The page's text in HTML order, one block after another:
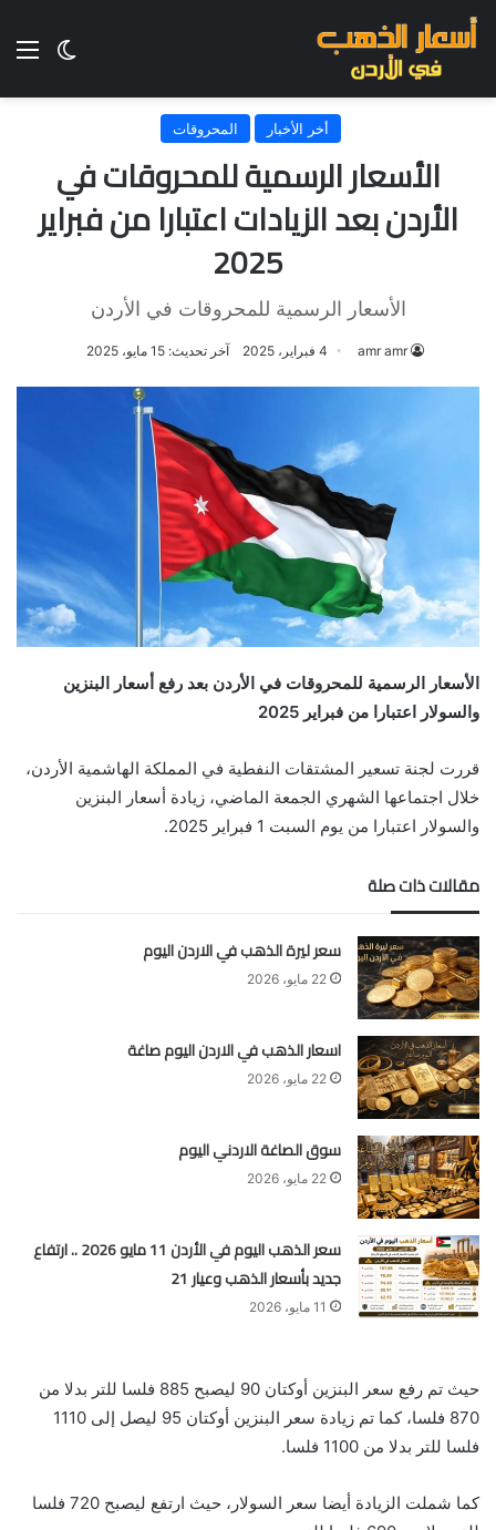
الوضع
أخر الأخبار المحروقات
الأسعار الرسمية للمحروقات في
الأردن بعد الزيادات اعتبارا من فبراير
2025
الأسعار الرسمية للمحروقات في الأردن
amr amr 4 فبراير، 2025 آخر تحديث: 15 مايو، 2025
الأسعار الرسمية للمحروقات في الأردن بعد رفع أسعار البنزين
والسولار اعتبارا من فبراير 2025
قررت لجنة تسعير المشتقات النفطية في المملكة الهاشمية الأردن،
خلال اجتماعها الشهري الجمعة الماضي، زيادة أسعار البنزين
والسولار اعتبارا من يوم السبت 1 فبراير 2025.
مقالات ذات صلة
سعر ليرة الذهب في الاردن اليوم
22 مايو، 2026
اسعار الذهب في الاردن اليوم صاغة
22 مايو، 2026
سوق الصاغة الاردني اليوم
22 مايو، 2026
سعر الذهب اليوم في الأردن 11 مايو 2026 .. ارتفاع
جديد بأسعار الذهب وعيار 21
11 مايو، 2026
حيث تم رفع سعر البنزين أوكتان 90 ليصبح 885 فلسا للتر بدلا من
870 فلسا، كما تم زيادة سعر البنزين أوكتان 95 ليصل إلى 1110
فلسا للتر بدلا من 1100 فلسا.
كما شملت الزيادة أيضا سعر السولار، حيث ارتفع ليصبح 720 فلسا